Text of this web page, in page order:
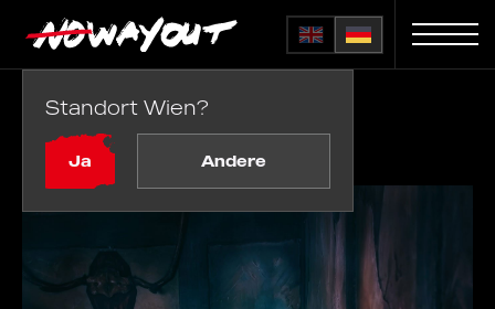
Standort Wien?
Ja Andere